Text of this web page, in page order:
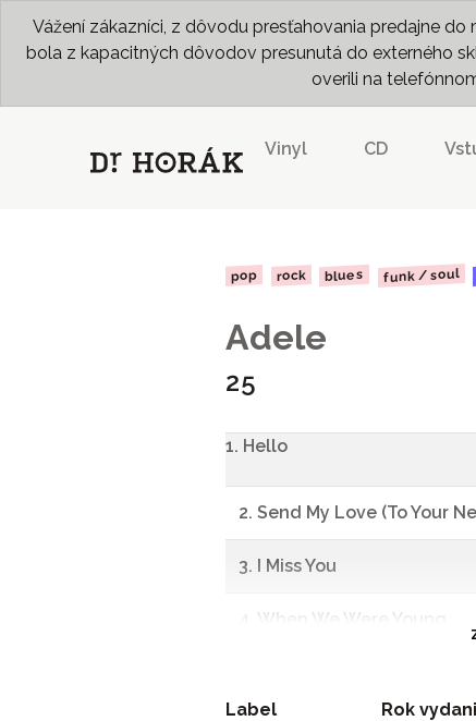
Vážení zákazníci, z dôvodu presťahovania predajne
bola z kapacitných dôvodov presunutá do externého
overili na
Vinyl CD
pop rock blues funk / soul
Adele
25
1. Hello
2. Send My Love (To Your
3. I Miss You
4. When We Were Young
Label
Rok